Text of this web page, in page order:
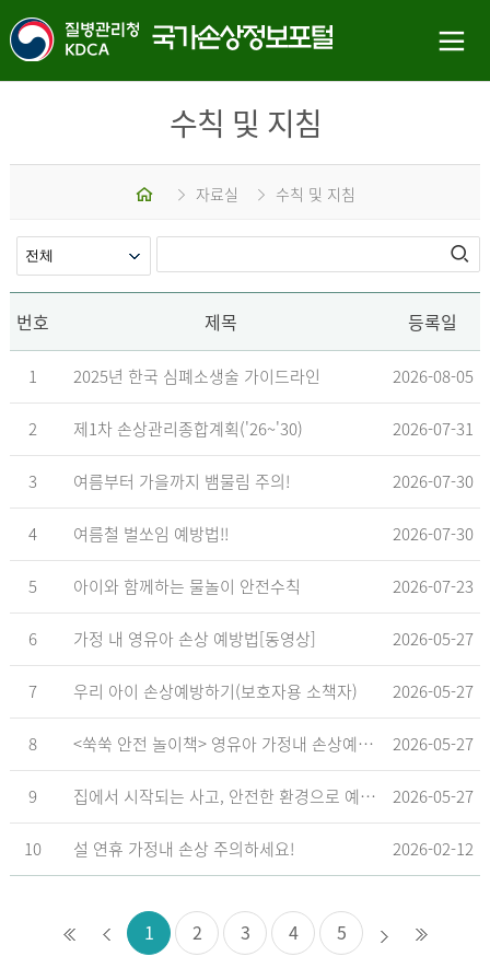
수칙 및 지침
자료실 수칙 및 지침
번호 제목 등록일
1 2025년 한국 심폐소생술 가이드라인 2026-08-05
2 제1차 손상관리종합계획('26~'30) 2026-07-31
3 여름부터 가을까지 뱀물림 주의! 2026-07-30
4 여름철 벌쏘임 예방법!! 2026-07-30
5 아이와 함께하는 물놀이 안전수칙 2026-07-23
6 가정 내 영유아 손상 예방법[동영상] 2026-05-27
7 우리 아이 손상예방하기(보호자용 소책자) 2026-05-27
8 <쑥쑥 안전 놀이책> 영유아 가정내 손상예방_영유아 놀이형 교육 교재 2026-05-27
9 집에서 시작되는 사고, 안전한 환경으로 예방해요 2026-05-27
10 설 연휴 가정내 손상 주의하세요! 2026-02-12
1 2 3 4 5